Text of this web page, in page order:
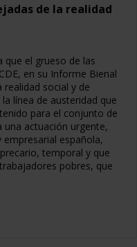
de la realidad
que el grueso de las
en su Informe Bienal
realidad social y de
línea de austeridad que
para el conjunto de
una actuación urgente,
española,
temporal y que
pobres, que